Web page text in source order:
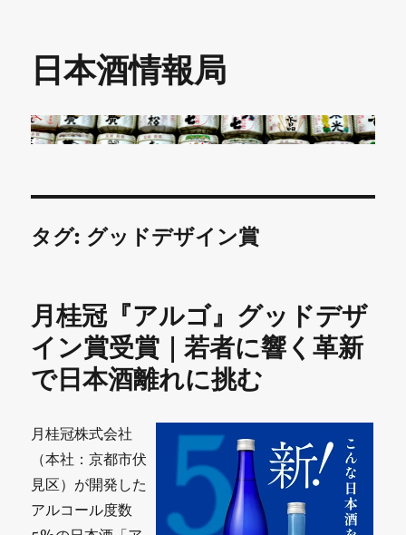
日本酒情報局
タグ: グッドデザイン賞
月桂冠『アルゴ』グッドデザ
イン賞受賞｜若者に響く革新
で日本酒離れに挑む
月桂冠株式会社
（本社：京都市伏
見区）が開発した
アルコール度数